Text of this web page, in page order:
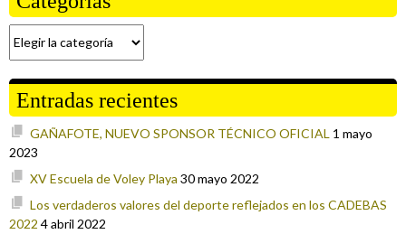
Entradas recientes
GAÑAFOTE, NUEVO SPONSOR TÉCNICO OFICIAL 1 mayo
2023
XV Escuela de Voley Playa 30 mayo 2022
Los verdaderos valores del deporte reflejados en los CADEBAS
2022 4 abril 2022